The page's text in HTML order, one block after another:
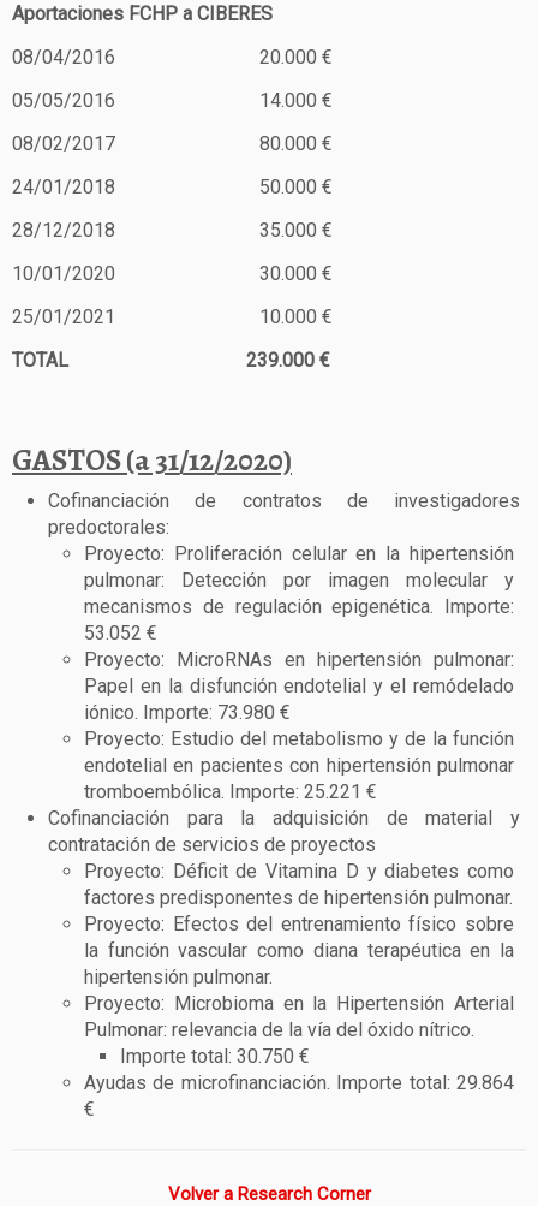
Aportaciones FCHP a CIBERES
08/04/2016 20.000 €
05/05/2016 14.000 €
08/02/2017 80.000 €
24/01/2018 50.000 €
28/12/2018 35.000 €
10/01/2020 30.000 €
25/01/2021 10.000 €
TOTAL 239.000 €
GASTOS (a 31/12/2020)
Cofinanciación de contratos de investigadores
predoctorales:
Proyecto: Proliferación celular en la hipertensión
pulmonar: Detección por imagen molecular y
mecanismos de regulación epigenética. Importe:
53.052 €
Proyecto: MicroRNAs en hipertensión pulmonar:
Papel en la disfunción endotelial y el remódelado
iónico. Importe: 73.980 €
Proyecto: Estudio del metabolismo y de la función
endotelial en pacientes con hipertensión pulmonar
tromboembólica. Importe: 25.221 €
Cofinanciación para la adquisición de material y
contratación de servicios de proyectos
Proyecto: Déficit de Vitamina D y diabetes como
factores predisponentes de hipertensión pulmonar.
Proyecto: Efectos del entrenamiento físico sobre
la función vascular como diana terapéutica en la
hipertensión pulmonar.
Proyecto: Microbioma en la Hipertensión Arterial
Pulmonar: relevancia de la vía del óxido nítrico.
Importe total: 30.750 €
Ayudas de microfinanciación. Importe total: 29.864
€
Volver a Research Corner